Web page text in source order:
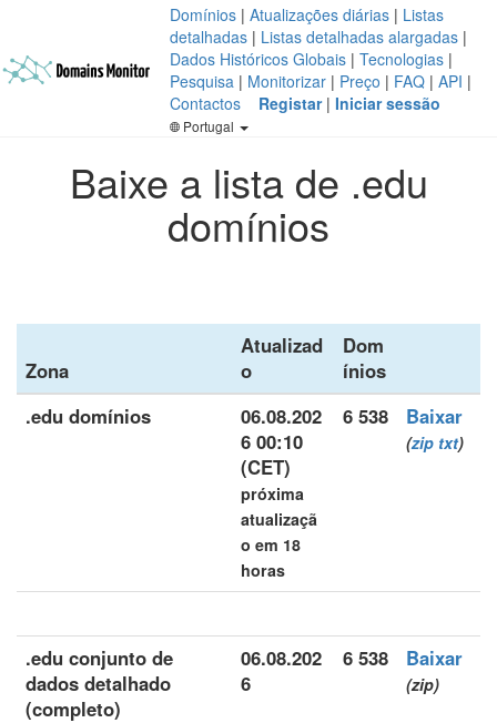
Domínios | Atualizações diárias | Listas
detalhadas | Listas detalhadas alargadas |
Dados Históricos Globais | Tecnologias |
Pesquisa | Monitorizar | Preço | FAQ | API |
Contactos
Registar| Iniciar sessão
Portugal
Baixe a lista de .edu
domínios
Zona
Atualizad
o
Dom
ínios
.edu domínios
06.08.202
6 00:10
(CET)
próxima
atualizaçã
o em 18
horas
6 538 Baixar
(zip txt)
.edu conjunto de
dados detalhado
(completo)
06.08.202
6
6 538 Baixar
(zip)